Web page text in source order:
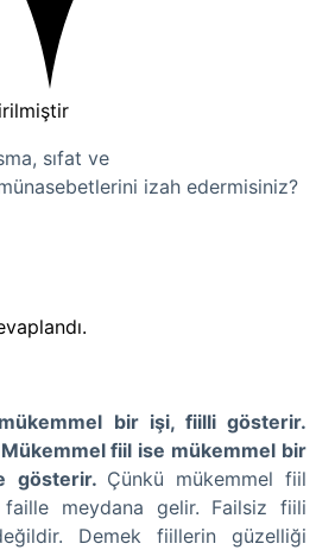
sıfat ve
izah edermisiniz?
bir işi, fiilli gösterir.
Mükemmel fiil ise mükemmel bir
gösterir. Çünkü mükemmel fiil
meydana gelir. Failsiz fiili
Demek fiillerin güzelliği